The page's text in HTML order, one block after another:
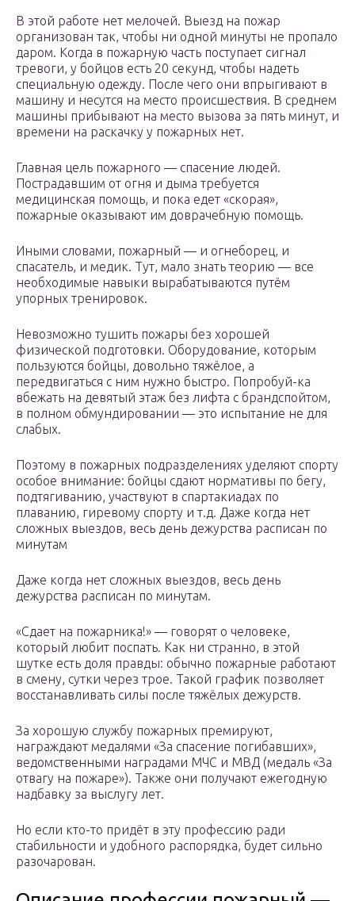
В этой работе нет мелочей. Выезд на пожар
организован так, чтобы ни одной минуты не пропало
даром. Когда в пожарную часть поступает сигнал
тревоги, у бойцов есть 20 секунд, чтобы надеть
специальную одежду. После чего они впрыгивают в
машину и несутся на место происшествия. В среднем
машины прибывают на место вызова за пять минут, и
времени на раскачку у пожарных нет.
Главная цель пожарного — спасение людей.
Пострадавшим от огня и дыма требуется
медицинская помощь, и пока едет «скорая»,
пожарные оказывают им доврачебную помощь.
Иными словами, пожарный — и огнеборец, и
спасатель, и медик. Тут, мало знать теорию — все
необходимые навыки вырабатываются путём
упорных тренировок.
Невозможно тушить пожары без хорошей
физической подготовки. Оборудование, которым
пользуются бойцы, довольно тяжёлое, а
передвигаться с ним нужно быстро. Попробуй-ка
вбежать на девятый этаж без лифта с брандспойтом,
в полном обмундировании — это испытание не для
слабых.
Поэтому в пожарных подразделениях уделяют спорту
особое внимание: бойцы сдают нормативы по бегу,
подтягиванию, участвуют в спартакиадах по
плаванию, гиревому спорту и т.д. Даже когда нет
сложных выездов, весь день дежурства расписан по
минутам
Даже когда нет сложных выездов, весь день
дежурства расписан по минутам.
«Сдает на пожарника!» — говорят о человеке,
который любит поспать. Как ни странно, в этой
шутке есть доля правды: обычно пожарные работают
в смену, сутки через трое. Такой график позволяет
восстанавливать силы после тяжёлых дежурств.
За хорошую службу пожарных премируют,
награждают медалями «За спасение погибавших»,
ведомственными наградами МЧС и МВД (медаль «За
отвагу на пожаре»). Также они получают ежегодную
надбавку за выслугу лет.
Но если кто-то придёт в эту профессию ради
стабильности и удобного распорядка, будет сильно
разочарован.